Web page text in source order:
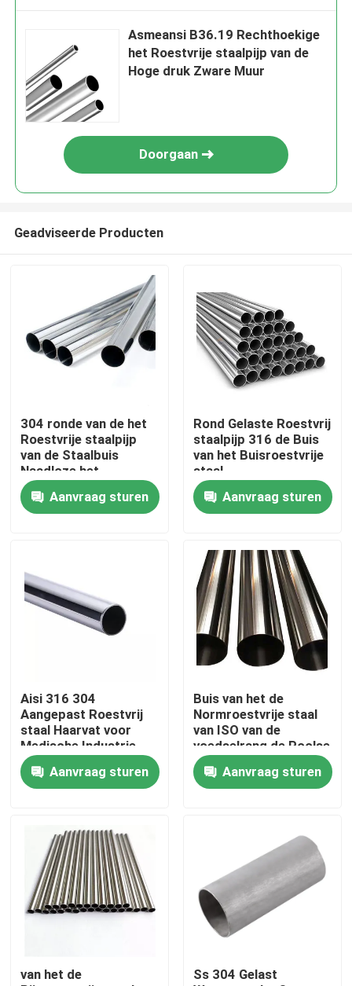
Producten
Ongeveer ons
Kwaliteitscontrole
Contact de V.S.
Nieuws
Verzoek om een Citaat
het blad van de roestvrij staalplaat
Asmeansi B36.19 Rechthoekige
het Roestvrije staalpijp van de
Hoge druk Zware Muur
Doorgaan
Geadviseerde Producten
304 ronde van de het
Roestvrije staalpijp
van de Staalbuis
Naadloze het
Roestvrije
staalpijp/Buis
Aanvraag sturen
Rond Gelaste Roestvrij
staalpijp 316 de Buis
van het Buisroestvrije
staal
Aanvraag sturen
Aisi 316 304
Aangepast Roestvrij
staal Haarvat voor
Medische Industrie
Aanvraag sturen
Buis van het de
Normroestvrije staal
van ISO van de
voedselrang de Poolse
Aanvraag sturen
van het de
Ss 304 Gelast